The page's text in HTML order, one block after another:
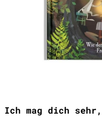
Ich mag dich